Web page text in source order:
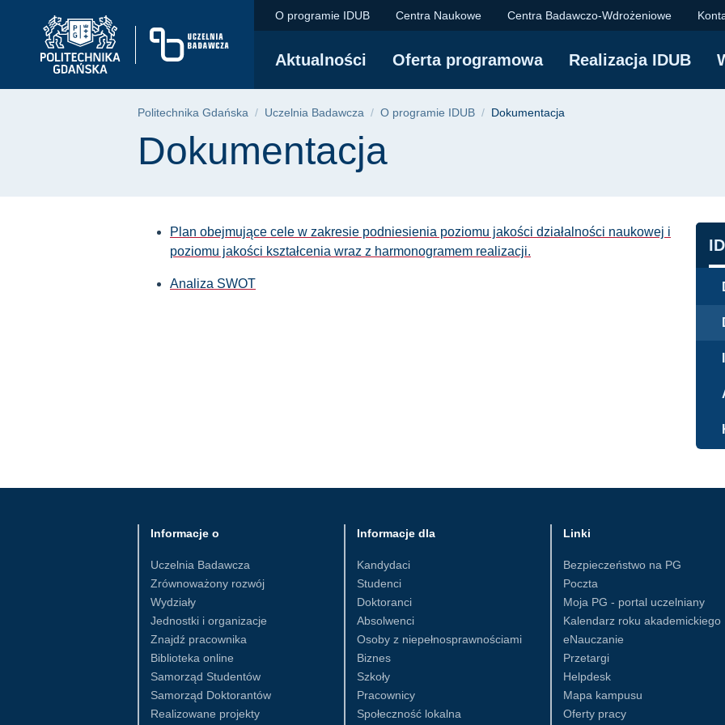
głównego
wyszukiwarki
Dokumentacja | Politechnika Gdańska
O programie IDUB Centra Naukowe Centra Badawczo-Wdrożeniowe
Aktualności Oferta programowa Realizacja IDUB
Ścieżka nawigacyjna
Politechnika Gdańska Uczelnia Badawcza O programie IDUB Dokumentacja
Treść strony
Dokumentacja
Plan obejmujące cele w zakresie podniesienia poziomu jakości działalności naukowej i
poziomu jakości kształcenia wraz z harmonogramem realizacji.
Analiza SWOT
Informacje o
Uczelnia Badawcza
Zrównoważony rozwój
Wydziały
Jednostki i organizacje
Znajdź pracownika
Biblioteka online
Samorząd Studentów
Samorząd Doktorantów
Realizowane projekty
Informacje dla
Kandydaci
Studenci
Doktoranci
Absolwenci
Osoby z niepełnosprawnościami
Biznes
Szkoły
Pracownicy
Społeczność lokalna
Linki
Bezpieczeństwo na PG
Poczta
Moja PG - portal uczelniany
Kalendarz roku akademickiego
eNauczanie
Przetargi
Helpdesk
Mapa kampusu
Oferty pracy